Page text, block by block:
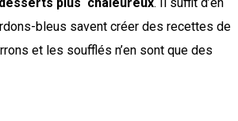
bleus savent créer des recettes de
et les soufflés n’en sont que des